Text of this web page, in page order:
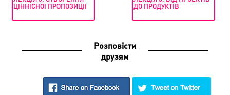
ЦІННІСНОЇ ПРОПОЗИЦІЇ
ДО ПРОДУКТІВ
Розповісти
друзям